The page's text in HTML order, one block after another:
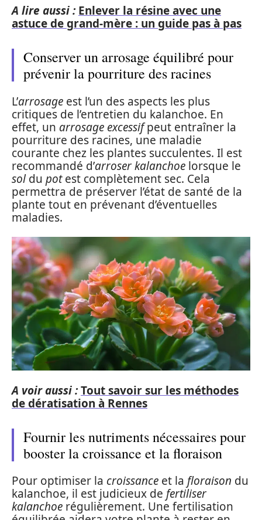
A lire aussi : Enlever la résine avec une
astuce de grand-mère : un guide pas à pas
Conserver un arrosage équilibré pour
prévenir la pourriture des racines
L’arrosage est l’un des aspects les plus
critiques de l’entretien du kalanchoe. En
effet, un arrosage excessifpeut entraîner la
pourriture des racines, une maladie
courante chez les plantes succulentes. Il est
recommandé d’arroser kalanchoe lorsque le
soldu potest complètement sec. Cela
permettra de préserver l’état de santé de la
plante tout en prévenant d’éventuelles
maladies.
A voir aussi :Tout savoir sur les méthodes
de dératisation à Rennes
Fournir les nutriments nécessaires pour
booster la croissance et la floraison
Pour optimiser la croissance et la floraison du
kalanchoe, il est judicieux de fertiliser
kalanchoe régulièrement. Une fertilisation